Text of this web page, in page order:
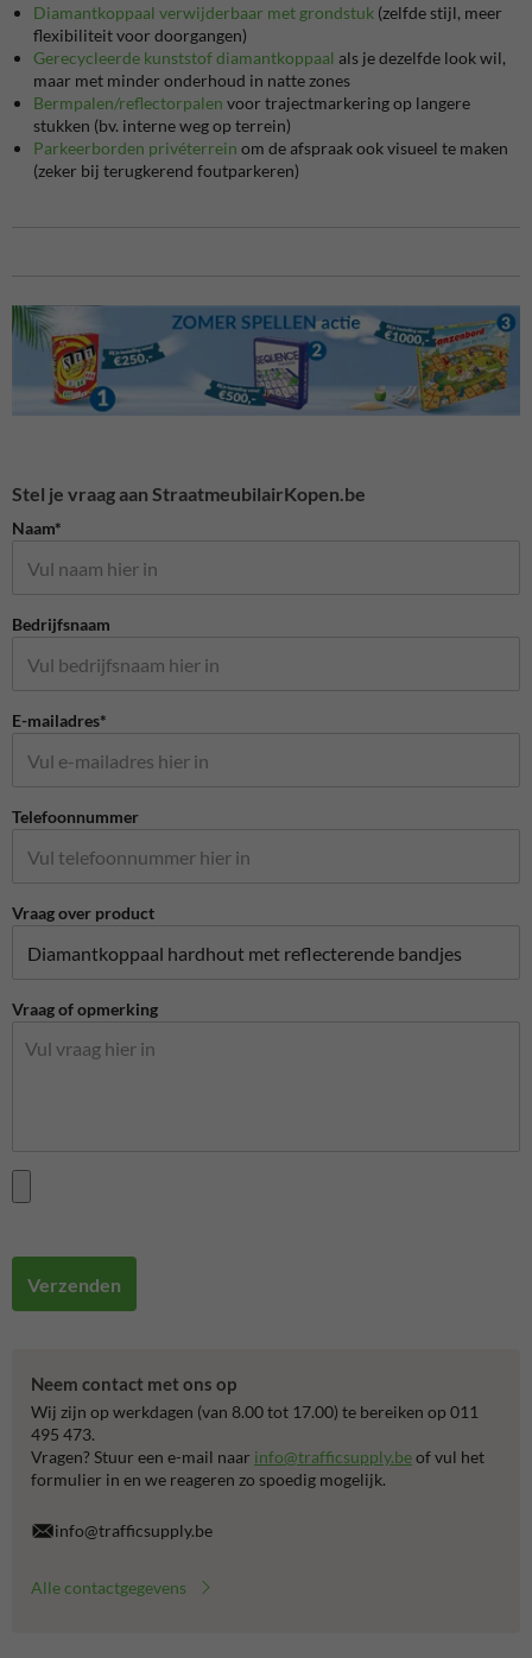
Diamantkoppaal verwijderbaar met grondstuk (zelfde stijl, meer
flexibiliteit voor doorgangen)
Gerecycleerde kunststof diamantkoppaal als je dezelfde look wil,
maar met minder onderhoud in natte zones
Bermpalen/reflectorpalen voor trajectmarkering op langere
stukken (bv. interne weg op terrein)
Parkeerborden privéterrein om de afspraak ook visueel te maken
(zeker bij terugkerend foutparkeren)
Stel je vraag aan StraatmeubilairKopen.be
Naam*
Bedrijfsnaam
E-mailadres*
Telefoonnummer
Vraag over product
Vraag of opmerking
Verzenden
Neem contact met ons op
Wij zijn op werkdagen (van 8.00 tot 17.00) te bereiken op 011
495 473.
Vragen? Stuur een e-mail naar info@trafficsupply.beof vul het
formulier in en we reageren zo spoedig mogelijk.
info@trafficsupply.be
Alle contactgegevens